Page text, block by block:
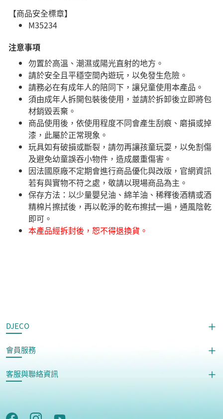
【商品安全標章】
M35234
注意事項
勿置於高溫、潮濕或陽光直射的地方。
請於安全且平穩空間內遊玩，以免發生危險。​
請務必在有成年人的陪同下，讓兒童使用本產品。
須由成年人拆開包裝後使用，並請於拆卸後立即將包
材銷毀丟棄。
商品使用後，依使用程度不同會產生刮痕、磨損或掉
漆，此屬於正常現象。
玩具如有破損或斷裂，請勿再讓孩童玩耍，以免割傷
及避免幼童誤吞小物件，造成嚴重傷害。
因法國原廠不定期會進行商品優化與改版，官網資訊
若有與實物不符之處，敬請以現場商品為主。
​保存方法：以少量嬰兒油、綿羊油、稀釋後酒精或酒
精棉片擦拭後，再以乾淨的乾布擦拭一遍，通風陰乾
即可。
本產品經拆封後，恕不得退換貨。
DJECO
會員服務
客服與聯絡資訊